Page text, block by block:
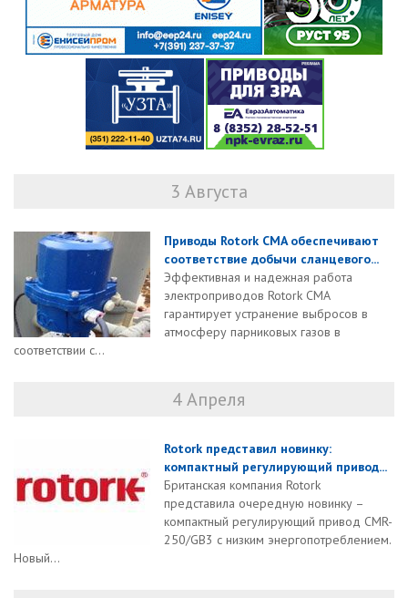
3 Августа
Приводы Rotork CMA обеспечивают
соответствие добычи сланцевого...
Эффективная и надежная работа
электроприводов Rotork CMA
гарантирует устранение выбросов в
атмосферу парниковых газов в
соответствии с...
4 Апреля
Rotork представил новинку:
компактный регулирующий привод...
Британская компания Rotork
представила очередную новинку –
компактный регулирующий привод CMR-
250/GB3 с низким энергопотреблением.
Новый...